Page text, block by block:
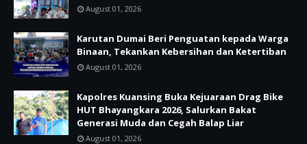
August 01, 2026
Karutan Dumai Beri Penguatan kepada Warga
Binaan, Tekankan Kebersihan dan Ketertiban
August 01, 2026
Kapolres Kuansing Buka Kejuaraan Drag Bike
HUT Bhayangkara 2026, Salurkan Bakat
Generasi Muda dan Cegah Balap Liar
August 01, 2026